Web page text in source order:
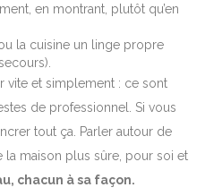
en montrant, plutôt qu’en
la cuisine un linge propre
vite et simplement : ce sont
de professionnel. Si vous
tout ça. Parler autour de
la maison plus sûre, pour soi et
chacun à sa façon.